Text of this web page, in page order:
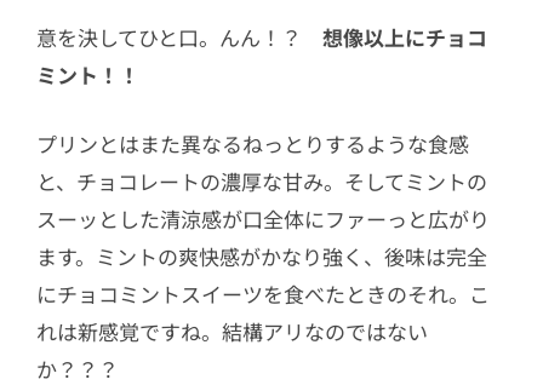
意を決してひと口。んん！？ 想像以上にチョコ
ミント！！
プリンとはまた異なるねっとりするような食感
と、チョコレートの濃厚な甘み。そしてミントの
スーッとした清涼感が口全体にファーっと広がり
ます。ミントの爽快感がかなり強く、後味は完全
にチョコミントスイーツを食べたときのそれ。こ
れは新感覚ですね。結構アリなのではない
か？？？